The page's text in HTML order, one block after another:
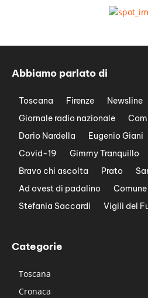
Abbiamo parlato di
Toscana Firenze Newsline
Giornale radio nazionale
Dario Nardella
Eugenio Giani
Covid-19
Gimmy Tranquillo
Bravo chi ascolta
Prato
Ad ovest di padalino
Stefania Saccardi
Vigili del
Categorie
Toscana
Cronaca